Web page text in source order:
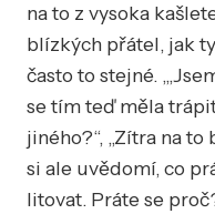
na to z vysoka
blízkých přátel, jak
často to stejné.
se tím teď měla
jiného?“, „Zítra na
si ale uvědomí, co
litovat. Práte se